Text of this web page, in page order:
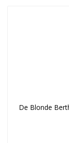
De Blonde